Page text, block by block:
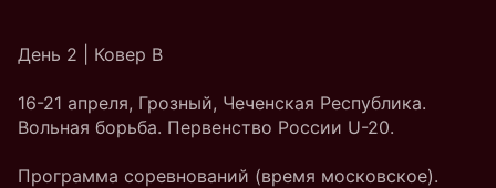
День 2 | Ковер B
16-21 апреля, Грозный, Чеченская Республика.
Вольная борьба. Первенство России U-20.
Программа соревнований (время московское).